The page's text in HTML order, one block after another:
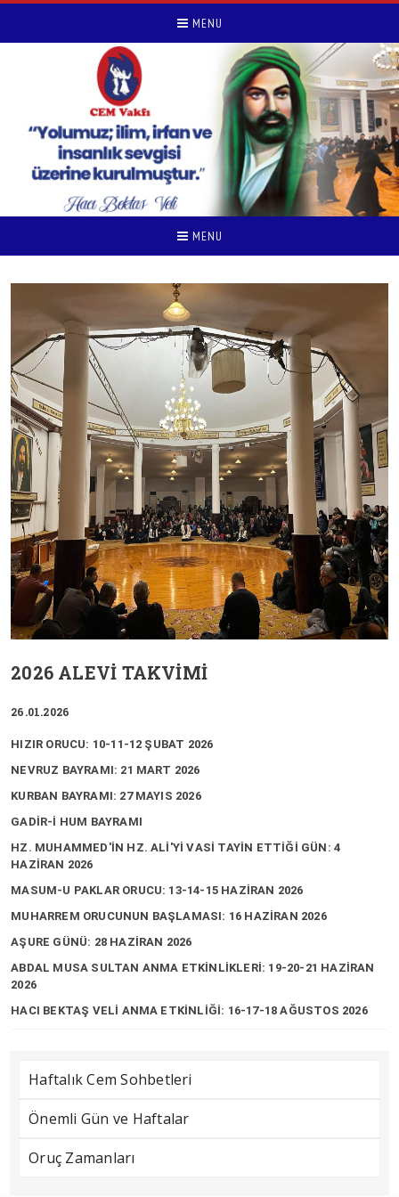
MENU
MENU
2026 ALEVİ TAKVİMİ
26.01.2026
HIZIR ORUCU: 10-11-12 ŞUBAT 2026
NEVRUZ BAYRAMI: 21 MART 2026
KURBAN BAYRAMI: 27 MAYIS 2026
GADİR-İ HUM BAYRAMI
HZ. MUHAMMED'İN HZ. ALİ'Yİ VASİ TAYİN ETTİĞİ GÜN: 4
HAZİRAN 2026
MASUM-U PAKLAR ORUCU: 13-14-15 HAZİRAN 2026
MUHARREM ORUCUNUN BAŞLAMASI: 16 HAZİRAN 2026
AŞURE GÜNÜ: 28 HAZİRAN 2026
ABDAL MUSA SULTAN ANMA ETKİNLİKLERİ: 19-20-21 HAZİRAN
2026
HACI BEKTAŞ VELİ ANMA ETKİNLİĞİ: 16-17-18 AĞUSTOS 2026
Haftalık Cem Sohbetleri
Önemli Gün ve Haftalar
Oruç Zamanları